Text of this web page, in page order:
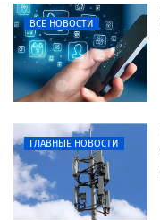
ВСЕ НОВОСТИ
ГЛАВНЫЕ НОВОСТИ